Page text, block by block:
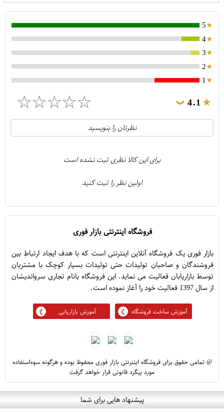
5
4
3
2
1
4.1
❯
☆
☆
☆
☆
☆
21
1
نظرتان را بنویسید
برای این کالا نظری ثبت نشده است
اولین نظر را ثبت کنید
فروشگاه اینترنتی بازار فوری
بازار فوری یک فروشگاه آنلاین اینترنتی است که با هدف ایجاد ارتباط بین
فروشندگان و صاحبان تولیدات حتی تولیدات بسیار کوچک با مشتریان
توسط بازاریابان فعالیت می نماید. این فروشگاه بانام تجاری سرواندیشان
از سال 1397 فعالیت خود را آغاز نموده است.
آموزش ساخت فروشگاه آموزش بازاریابی
@ تمامی حقوق برای فروشگاه اینترنتی بازار فوری محفوظ بوده و هرگونه سوءاستفاده
مورد پیگرد قانونی قرار خواهد گرفت
پیشنهاد هایی برای شما